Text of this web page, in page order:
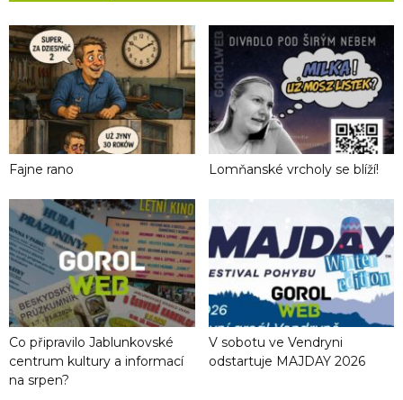
Fajne rano Lomňanské vrcholy se blíží!
Co připravilo Jablunkovské
centrum kultury a informací
na srpen?
V sobotu ve Vendryni
odstartuje MAJDAY 2026